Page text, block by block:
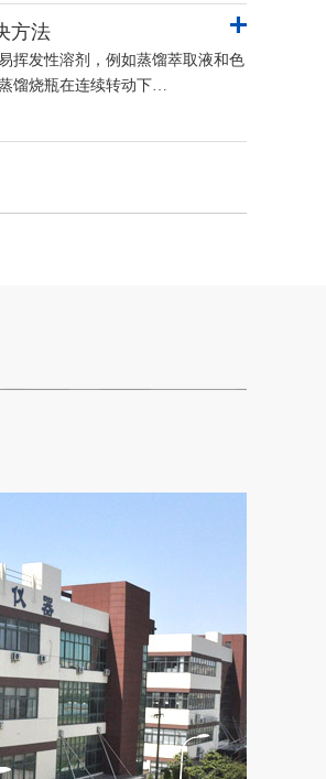
方法
挥发性溶剂，例如蒸馏萃取液和色
馏烧瓶在连续转动下…